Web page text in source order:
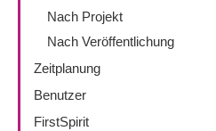
Nach Projekt
Nach Veröffentlichung
Zeitplanung
Benutzer
FirstSpirit